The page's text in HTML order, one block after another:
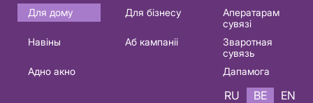
Основная
навигация
Для дому Для бізнесу
Аператарам
сувязі
Навіны
Аб кампаніі
Зваротная
сувязь
Адно акно
Дапамога
RU BE EN